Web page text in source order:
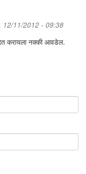
11/2012 - 09:38
करायला नक्की आवडेल.